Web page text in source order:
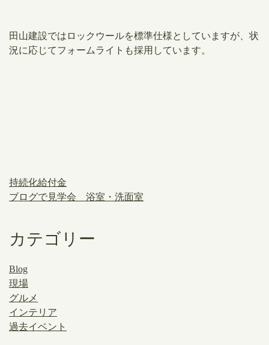
田山建設ではロックウールを標準仕様としていますが、状
況に応じてフォームライトも採用しています。
持続化給付金
ブログで見学会 浴室・洗面室
カテゴリー
Blog
現場
グルメ
インテリア
過去イベント